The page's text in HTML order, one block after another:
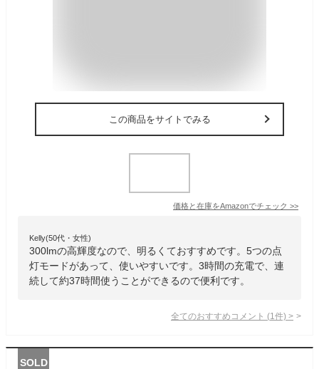
この商品をサイトでみる
価格と在庫をAmazonでチェック >>
Kelly(50代・女性)
300lmの高輝度なので、明るくておすすめです。5つの点
灯モードがあって、使いやすいです。3時間の充電で、連
続して約37時間使うことができるので便利です。
全てのおすすめコメント (1 件) >
SOLD